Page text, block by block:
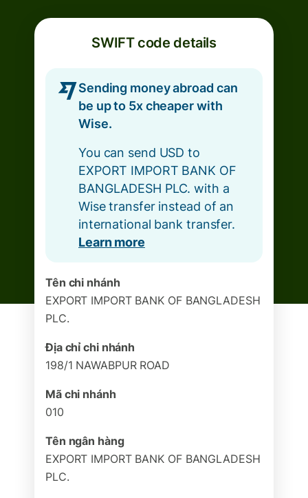
SWIFT code details
Sending money abroad can
be up to 5x cheaper with
Wise.
You can send USD to
EXPORT IMPORT BANK OF
BANGLADESH PLC. with a
Wise transfer instead of an
international bank transfer.
Learn more
Tên chi nhánh
EXPORT IMPORT BANK OF BANGLADESH
PLC.
Địa chỉ chi nhánh
198/1 NAWABPUR ROAD
Mã chi nhánh
010
Tên ngân hàng
EXPORT IMPORT BANK OF BANGLADESH
PLC.